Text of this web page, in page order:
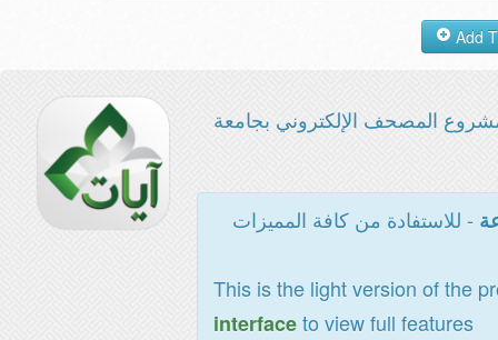
المصحف الإلكتروني بجامعة
- للاستفادة من كافة المميزات
This is the light version of the
interfaceto view full features